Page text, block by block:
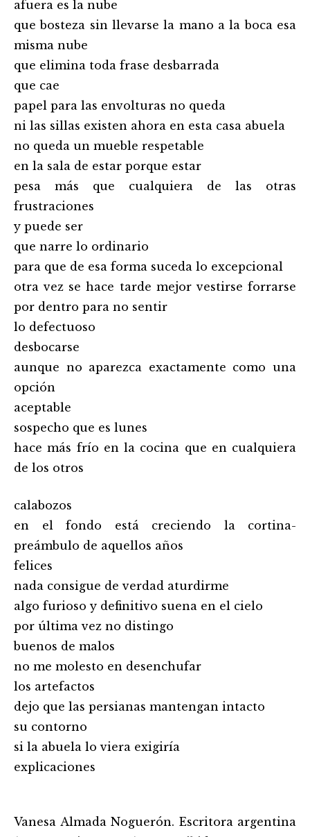
afuera es la nube
que bosteza sin llevarse la mano a la boca esa
misma nube
que elimina toda frase desbarrada
que cae
papel para las envolturas no queda
ni las sillas existen ahora en esta casa abuela
no queda un mueble respetable
en la sala de estar porque estar
pesa más que cualquiera de las otras
frustraciones
y puede ser
que narre lo ordinario
para que de esa forma suceda lo excepcional
otra vez se hace tarde mejor vestirse forrarse
por dentro para no sentir
lo defectuoso
desbocarse
aunque no aparezca exactamente como una
opción
aceptable
sospecho que es lunes
hace más frío en la cocina que en cualquiera
de los otros
calabozos
en el fondo está creciendo la cortina-
preámbulo de aquellos años
felices
nada consigue de verdad aturdirme
algo furioso y definitivo suena en el cielo
por última vez no distingo
buenos de malos
no me molesto en desenchufar
los artefactos
dejo que las persianas mantengan intacto
su contorno
si la abuela lo viera exigiría
explicaciones
Vanesa Almada Noguerón. Escritora argentina